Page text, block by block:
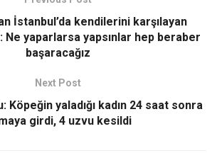
İstanbul’da kendilerini karşılayan
yaparlarsa yapsınlar hep beraber
başaracağız
Next Post
Köpeğin yaladığı kadın 24 saat sonra
girdi, 4 uzvu kesildi